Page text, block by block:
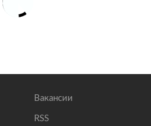
Вакансии
RSS